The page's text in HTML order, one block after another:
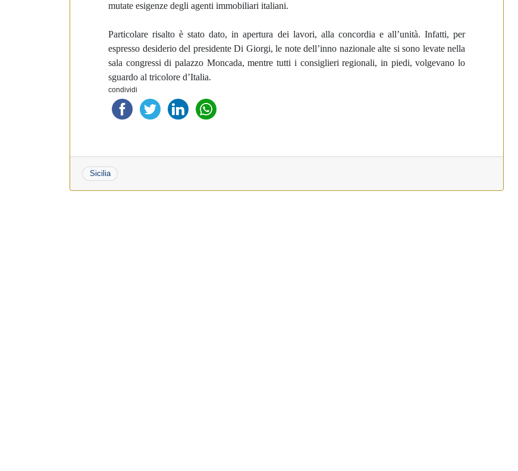
mutate esigenze degli agenti immobiliari italiani.
Particolare risalto è stato dato, in apertura dei lavori, alla concordia e all’unità. Infatti, per
espresso desiderio del presidente Di Giorgi, le note dell’inno nazionale alte si sono levate nella
sala congressi di palazzo Moncada, mentre tutti i consiglieri regionali, in piedi, volgevano lo
sguardo al tricolore d’Italia.
condividi
Sicilia